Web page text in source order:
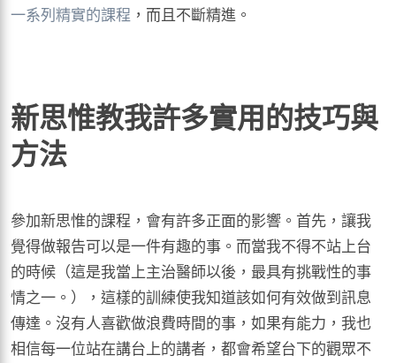
一系列精實的課程 ，而且不斷精進。
新思惟教我許多實用的技巧與
方法
參加新思惟的課程，會有許多正面的影響。首先，讓我
覺得做報告可以是一件有趣的事。而當我不得不站上台
的時候（這是我當上主治醫師以後，最具有挑戰性的事
情之一。），這樣的訓練使我知道該如何有效做到訊息
傳達。沒有人喜歡做浪費時間的事，如果有能力，我也
相信每一位站在講台上的講者，都會希望台下的觀眾不